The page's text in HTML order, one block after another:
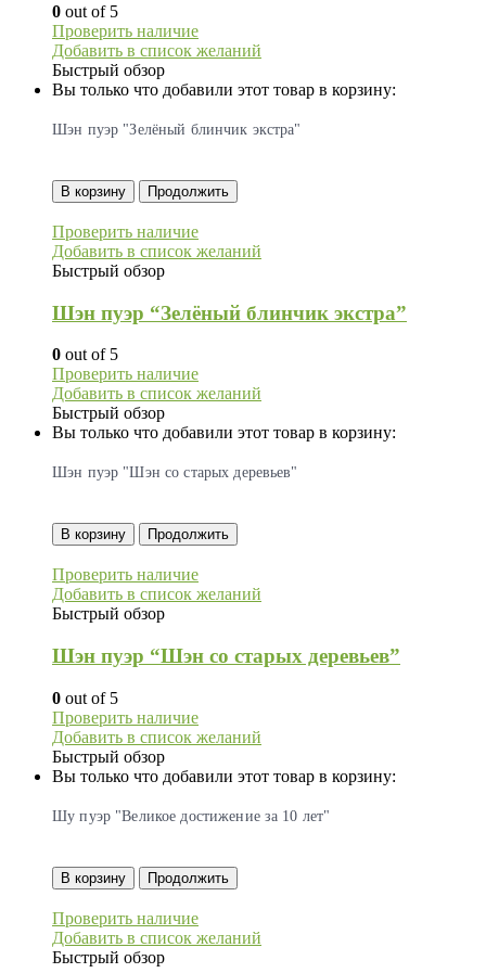
0 out of 5
Проверить наличие
Добавить в список желаний
Быстрый обзор
Вы только что добавили этот товар в корзину:
Шэн пуэр "Зелёный блинчик экстра"
В корзину Продолжить
Проверить наличие
Добавить в список желаний
Быстрый обзор
Шэн пуэр “Зелёный блинчик экстра”
0 out of 5
Проверить наличие
Добавить в список желаний
Быстрый обзор
Вы только что добавили этот товар в корзину:
Шэн пуэр "Шэн со старых деревьев"
В корзину Продолжить
Проверить наличие
Добавить в список желаний
Быстрый обзор
Шэн пуэр “Шэн со старых деревьев”
0 out of 5
Проверить наличие
Добавить в список желаний
Быстрый обзор
Вы только что добавили этот товар в корзину:
Шу пуэр "Великое достижение за 10 лет"
В корзину Продолжить
Проверить наличие
Добавить в список желаний
Быстрый обзор